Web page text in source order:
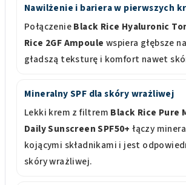
Nawilżenie i bariera w pierwszych
PołączenieBlack Rice Hyaluronic
Rice 2GF Ampoule wspiera głębsze
gładszą teksturę i komfort nawet
Mineralny SPF dla skóry wrażliwej
Lekki krem z filtrem Black Rice Pure
Daily Sunscreen SPF50+ łączy
kojącymi składnikami i jest
skóry wrażliwej.